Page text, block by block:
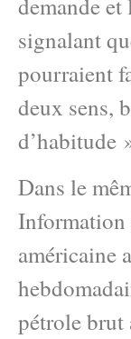
signalant
pourraient
deux sens,
d’habitude
Dans le
américaine
pétrole brut